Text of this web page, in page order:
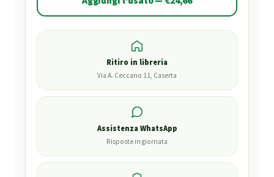
Ritiro in libreria
Via A. Ceccano 11, Caserta
Assistenza WhatsApp
Risposte in giornata